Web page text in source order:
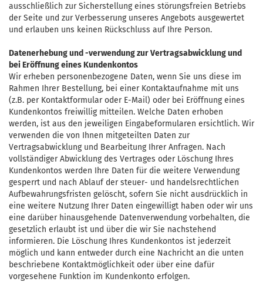
ausschließlich zur Sicherstellung eines störungsfreien Betriebs
der Seite und zur Verbesserung unseres Angebots ausgewertet
und erlauben uns keinen Rückschluss auf Ihre Person.
Datenerhebung und -verwendung zur Vertragsabwicklung und
bei Eröffnung eines Kundenkontos
Wir erheben personenbezogene Daten, wenn Sie uns diese im
Rahmen Ihrer Bestellung, bei einer Kontaktaufnahme mit uns
(z.B. per Kontaktformular oder E-Mail) oder bei Eröffnung eines
Kundenkontos freiwillig mitteilen. Welche Daten erhoben
werden, ist aus den jeweiligen Eingabeformularen ersichtlich. Wir
verwenden die von Ihnen mitgeteilten Daten zur
Vertragsabwicklung und Bearbeitung Ihrer Anfragen. Nach
vollständiger Abwicklung des Vertrages oder Löschung Ihres
Kundenkontos werden Ihre Daten für die weitere Verwendung
gesperrt und nach Ablauf der steuer- und handelsrechtlichen
Aufbewahrungsfristen gelöscht, sofern Sie nicht ausdrücklich in
eine weitere Nutzung Ihrer Daten eingewilligt haben oder wir uns
eine darüber hinausgehende Datenverwendung vorbehalten, die
gesetzlich erlaubt ist und über die wir Sie nachstehend
informieren. Die Löschung Ihres Kundenkontos ist jederzeit
möglich und kann entweder durch eine Nachricht an die unten
beschriebene Kontaktmöglichkeit oder über eine dafür
vorgesehene Funktion im Kundenkonto erfolgen.